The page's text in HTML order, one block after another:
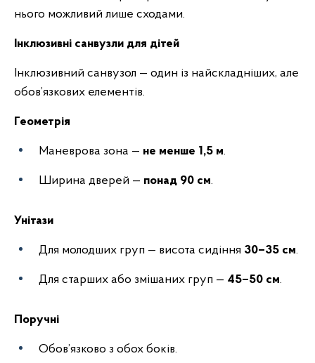
нього можливий лише сходами.
Інклюзивні санвузли для дітей
Інклюзивний санвузол — один із найскладніших, але
обов’язкових елементів.
Геометрія
Маневрова зона — не менше 1,5 м.
Ширина дверей — понад 90 см.
Унітази
Для молодших груп — висота сидіння 30–35 см.
Для старших або змішаних груп — 45–50 см.
Поручні
Обов’язково з обох боків.